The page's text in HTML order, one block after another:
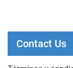
Contact Us